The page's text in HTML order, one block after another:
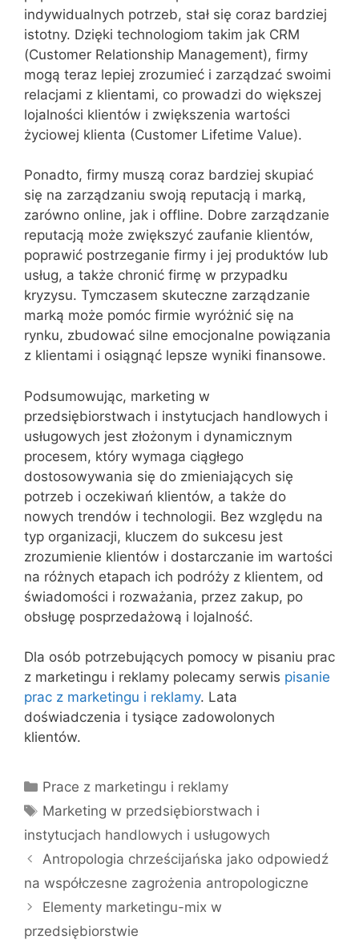
indywidualnych potrzeb, stał się coraz bardziej
istotny. Dzięki technologiom takim jak CRM
(Customer Relationship Management), firmy
mogą teraz lepiej zrozumieć i zarządzać swoimi
relacjami z klientami, co prowadzi do większej
lojalności klientów i zwiększenia wartości
życiowej klienta (Customer Lifetime Value).
Ponadto, firmy muszą coraz bardziej skupiać
się na zarządzaniu swoją reputacją i marką,
zarówno online, jak i offline. Dobre zarządzanie
reputacją może zwiększyć zaufanie klientów,
poprawić postrzeganie firmy i jej produktów lub
usług, a także chronić firmę w przypadku
kryzysu. Tymczasem skuteczne zarządzanie
marką może pomóc firmie wyróżnić się na
rynku, zbudować silne emocjonalne powiązania
z klientami i osiągnąć lepsze wyniki finansowe.
Podsumowując, marketing w
przedsiębiorstwach i instytucjach handlowych i
usługowych jest złożonym i dynamicznym
procesem, który wymaga ciągłego
dostosowywania się do zmieniających się
potrzeb i oczekiwań klientów, a także do
nowych trendów i technologii. Bez względu na
typ organizacji, kluczem do sukcesu jest
zrozumienie klientów i dostarczanie im wartości
na różnych etapach ich podróży z klientem, od
świadomości i rozważania, przez zakup, po
obsługę posprzedażową i lojalność.
Dla osób potrzebujących pomocy w pisaniu prac
z marketingu i reklamy polecamy serwis pisanie
prac z marketingu i reklamy. Lata
doświadczenia i tysiące zadowolonych
klientów.
Kategorie
Prace z marketingu i reklamy
Tagi
Marketing w przedsiębiorstwach i
instytucjach handlowych i usługowych
Antropologia chrześcijańska jako odpowiedź
na współczesne zagrożenia antropologiczne
Elementy marketingu-mix w
przedsiębiorstwie